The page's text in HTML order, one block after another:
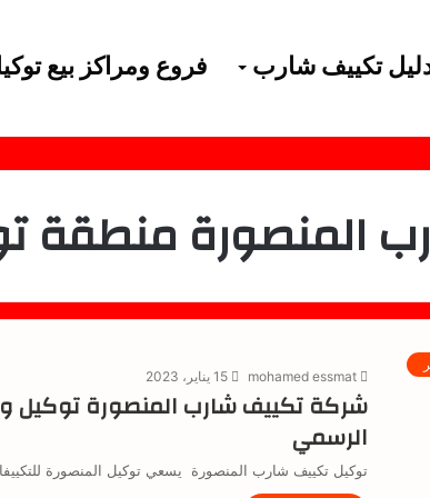
تكييف شارب فروع ومراكز بيع
المنصورة منطقة
mohamed essmat 15 يناير، 2023
شركة تكييف شارب المنصورة توكيل
الرسمي
توكيل تكييف شارب المنصورة يسعي توكيل المنصورة